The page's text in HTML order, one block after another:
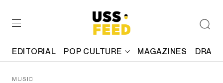
EDITORIAL POP CULTURE MAGAZINES
MUSIC